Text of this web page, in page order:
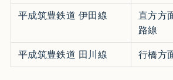
平成筑豊鉄道 伊田線
直方方
路線 ​
平成筑豊鉄道 田川線 行橋方